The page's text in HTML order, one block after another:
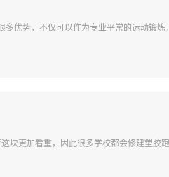
优势，不仅可以作为专业平常的运动锻炼
块更加看重，因此很多学校都会修建塑胶